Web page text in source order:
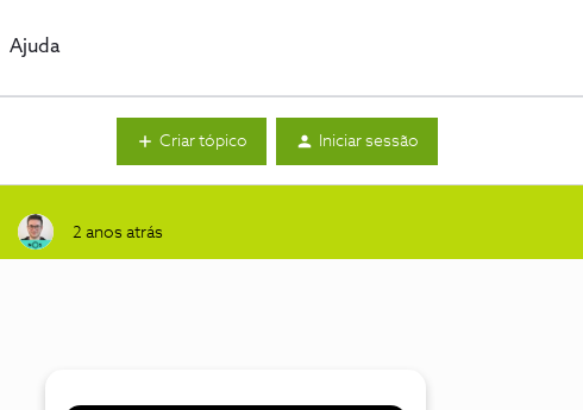
Ajuda
Criar tópico Iniciar sessão
2 anos atrás